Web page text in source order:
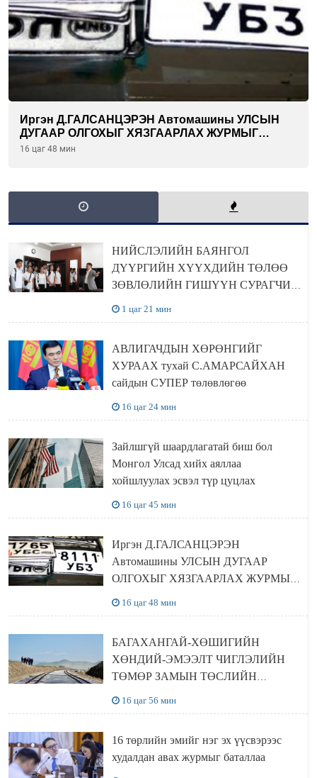
Иргэн Д.ГАЛСАНЦЭРЭН Автомашины УЛСЫН
ДУГААР ОЛГОХЫГ ХЯЗГААРЛАХ ЖУРМЫГ
ЦУЦЛУУЛАХ санал гаргажээ
16 цаг 48 мин
НИЙСЛЭЛИЙН БАЯНГОЛ
ДҮҮРГИЙН ХҮҮХДИЙН ТӨЛӨӨ
ЗӨВЛӨЛИЙН ГИШҮҮН СУРАГЧИД
1 цаг 21 мин
АВЛИГАЧДЫН ХӨРӨНГИЙГ
ХУРААХ тухай С.АМАРСАЙХАН
сайдын СУПЕР төлөвлөгөө
16 цаг 24 мин
Зайлшгүй шаардлагатай биш бол
Монгол Улсад хийх аяллаа
хойшлуулах эсвэл түр цуцлах
16 цаг 45 мин
Иргэн Д.ГАЛСАНЦЭРЭН
Автомашины УЛСЫН ДУГААР
ОЛГОХЫГ ХЯЗГААРЛАХ ЖУРМЫГ
16 цаг 48 мин
БАГАХАНГАЙ-ХӨШИГИЙН
ХӨНДИЙ-ЭМЭЭЛТ ЧИГЛЭЛИЙН
ТӨМӨР ЗАМЫН ТӨСЛИЙН
16 цаг 56 мин
16 төрлийн эмийг нэг эх үүсвэрээс
худалдан авах журмыг баталлаа